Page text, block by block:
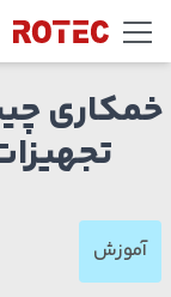
Skip to content
خمکاری
آموزش